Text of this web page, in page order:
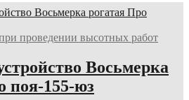
проведении высотных работ
Восьмерка
поя-155-юз